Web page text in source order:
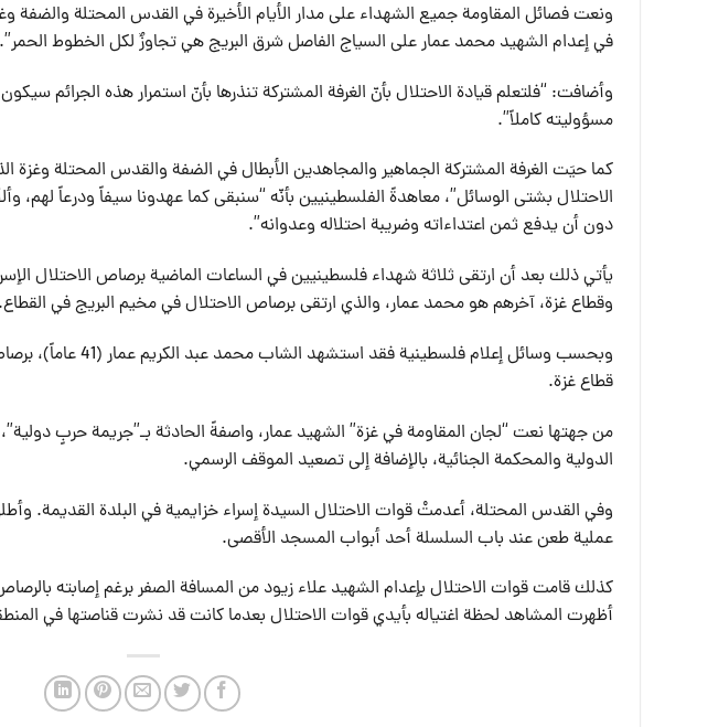
ونعت فصائل المقاومة جميع الشهداء على مدار الأيام الأخيرة في القدس المحتلة والضفة
في إعدام الشهيد محمد عمار على السياج الفاصل شرق البريج هي تجاوزٌ لكل الخطوط الحمر”.
وأضافت: “فلتعلم قيادة الاحتلال بأنّ الغرفة المشتركة تنذرها بأنّ استمرار هذه الجرائم
مسؤوليته كاملاً”.
كما حيَت الغرفة المشتركة الجماهير والمجاهدين الأبطال في الضفة والقدس المحتلة
الاحتلال بشتى الوسائل”، معاهدةً الفلسطينيين بأنّه “سنبقى كما عهدونا سيفاً ودرعاً لهم،
دون أن يدفع ثمن اعتداءاته وضريبة احتلاله وعدوانه”.
يأتي ذلك بعد أن ارتقى ثلاثة شهداء فلسطينيين في الساعات الماضية برصاص الاحتلال
وقطاع غزة، آخرهم هو محمد عمار، والذي ارتقى برصاص الاحتلال في مخيم البريج في القطاع.
وبحسب وسائل إعلام
قطاع غزة.
من جهتها نعت “لجان المقاومة في غزة” الشهيد عمار، واصفةً الحادثة بـ”جريمة حربٍ
الدولية والمحكمة الجنائية، بالإضافة إلى تصعيد الموقف الرسمي.
وفي القدس المحتلة، أعدمتْ قوات الاحتلال السيدة إسراء خزايمية في البلدة القديمة.
عملية طعن عند باب السلسلة أحد أبواب المسجد الأقصى.
كذلك قامت قوات الاحتلال بإعدام الشهيد علاء زيود من المسافة الصفر برغم إصابته
أظهرت المشاهد لحظة اغتياله بأيدي قوات الاحتلال بعدما كانت قد نشرت قناصتها في